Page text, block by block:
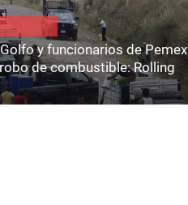
y funcionarios de Pemex
de combustible: Rolling